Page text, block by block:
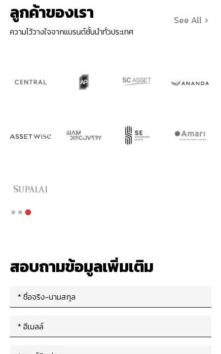
ลูกค้าของเรา
ความไว้วางใจจากแบรนด์ชั้นนำทั่วประเทศ
See All
Slide 1 of 3.
สอบถามข้อมูลเพิ่มเติม